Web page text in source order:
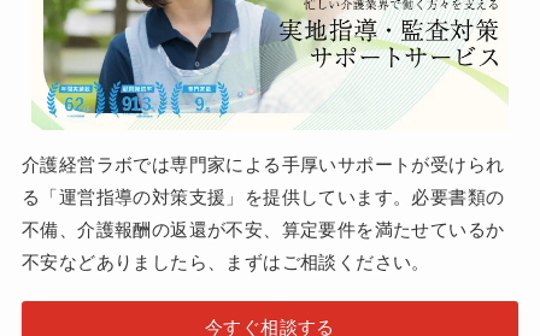
介護経営ラボでは専門家による手厚いサポートが受けられ
る「運営指導の対策支援」を提供しています。必要書類の
不備、介護報酬の返還が不安、算定要件を満たせているか
不安などありましたら、まずはご相談ください。
今すぐ相談する